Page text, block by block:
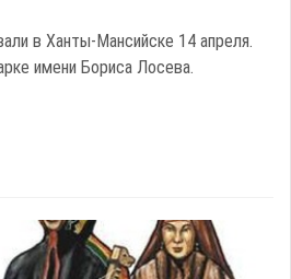
в Ханты-Мансийске 14 апреля.
имени Бориса Лосева.